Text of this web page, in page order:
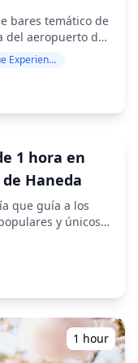
etc.) están
cierran una vez
a un guía
recepción, la
los puntos de
tiempo para
puedan
*Los
el plan/fecha.*
Evento +
-
por
las sesiones de
permitidas, si se
y butsukari
domines lo
tus compañeros
como en inglés, y
mawashi,
sientas
única
de este antiguo
bares temático de
del aeropuerto de
sake premium
los aviones
más
que buscan una
・Experimente
con terrazas
pequeños con
pollo frito del
Perfecto para
bebidas en total)
tradicional de
del aeropuerto ・
sobre
Unique Experience
1 hour